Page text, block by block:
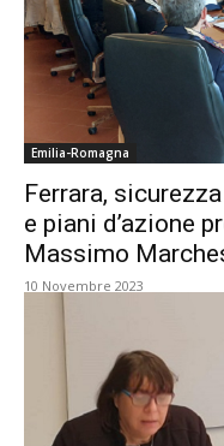
Emilia-Romagna
Ferrara,
e piani d’azione
Massimo
10 Novembre 2023